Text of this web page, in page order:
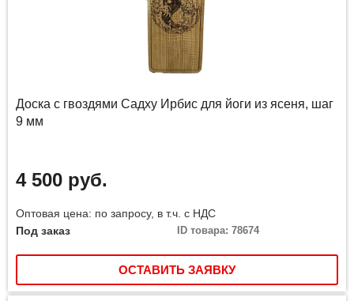
Доска с гвоздями Садху Ирбис для йоги из ясеня, шаг
9 мм
4 500 руб.
Оптовая цена: по запросу, в т.ч. с НДС
Под заказ
ID товара: 78674
ОСТАВИТЬ ЗАЯВКУ